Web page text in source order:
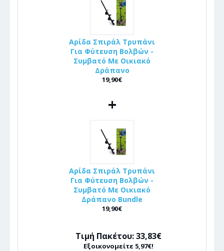
Αρίδα Σπιράλ Τρυπάνι
Για Φύτευση Βολβών -
Συμβατό Με Οικιακό
Δράπανο
19,90€
+
Αρίδα Σπιράλ Τρυπάνι
Για Φύτευση Βολβών -
Συμβατό Με Οικιακό
Δράπανο Bundle
19,90€
Τιμή Πακέτου: 33,83€
Εξοικονομείτε 5,97€!